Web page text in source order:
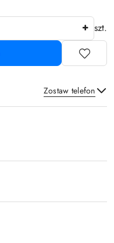
szt.
Zostaw telefon